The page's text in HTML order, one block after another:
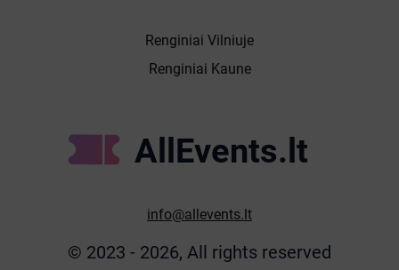
AllEvents.lt
info@allevents.lt
© 2023 - 2026, All rights reserved
Renginiai Vilniuje
Renginiai Kaune